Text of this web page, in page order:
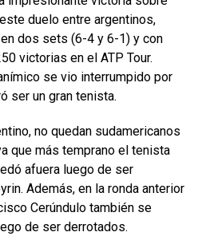
duelo entre argentinos,
dos sets (6-4 y 6-1) y con
victorias en el ATP Tour.
se vio interrumpido por
ser un gran tenista.
no quedan sudamericanos
que más temprano el tenista
afuera luego de ser
Además, en la ronda anterior
Cerúndulo también se
de ser derrotados.